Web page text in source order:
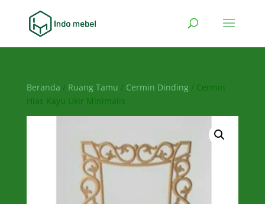
Beranda / Ruang Tamu / Cermin Dinding/ Cermin
Hias Kayu Ukir Minimalis